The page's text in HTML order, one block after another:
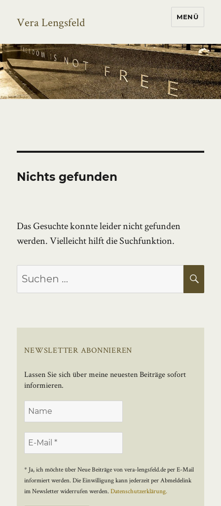
Vera Lengsfeld MENÜ
Nichts gefunden
Das Gesuchte konnte leider nicht gefunden
werden. Vielleicht hilft die Suchfunktion.
Suchen
nach:
NEWSLETTER ABONNIEREN
Lassen Sie sich über meine neuesten Beiträge sofort
informieren.
* Ja, ich möchte über Neue Beiträge von vera-lengsfeld.de per E-Mail
informiert werden. Die Einwilligung kann jederzeit per Abmeldelink
im Newsletter widerrufen werden.Datenschutzerklärung.